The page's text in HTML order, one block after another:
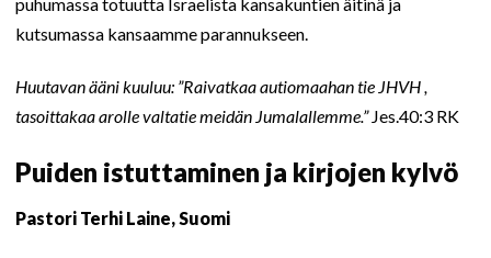
kutsumassa kansaamme parannukseen.
Huutavan ääni kuuluu: ”Raivatkaa autiomaahan tie JHVH ,
tasoittakaa arolle valtatie meidän Jumalallemme.”Jes.40:3 RK
Puiden istuttaminen ja kirjojen kylvö
Pastori Terhi Laine, Suomi